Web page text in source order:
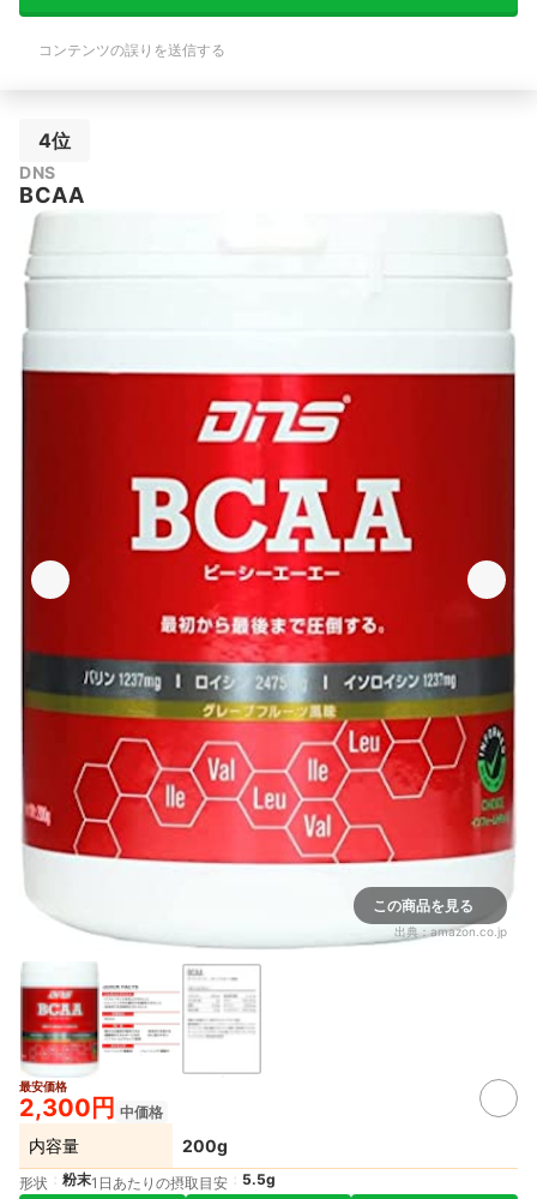
コンテンツの誤りを送信する
4位
DNS
BCAA
この商品を見る
出典：amazon.co.jp
最安価格
2,300円 中価格
内容量 200g
形状 粉末1日あたりの摂取目安 5.5g